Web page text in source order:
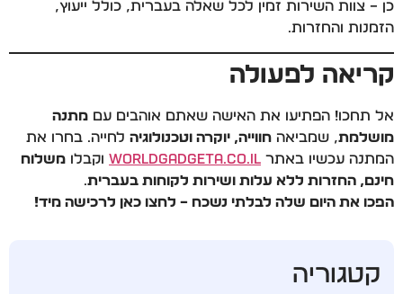
כן – צוות השירות זמין לכל שאלה בעברית, כולל ייעוץ,
הזמנות והחזרות.
קריאה לפעולה
אל תחכו! הפתיעו את האישה שאתם אוהבים עם מתנה
מושלמת, שמביאה חווייה, יוקרה וטכנולוגיה לחייה. בחרו את
המתנה עכשיו באתר WorldGadgeta.co.il וקבלו משלוח
חינם, החזרות ללא עלות ושירות לקוחות בעברית.
הפכו את היום שלה לבלתי נשכח – לחצו כאן לרכישה מיד!
קטגוריה